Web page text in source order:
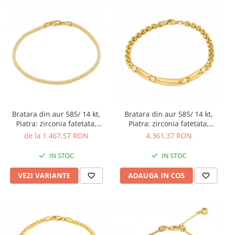
Bratara din aur 585/ 14 kt,
Piatra: zirconia fatetata,
Culoare: transparenta
de la 1.467,57 RON
IN STOC
VEZI VARIANTE
Bratara din aur 585/ 14 kt,
Piatra: zirconia fatetata,
Culoare: transparenta
4.361,37 RON
IN STOC
ADAUGA IN COS